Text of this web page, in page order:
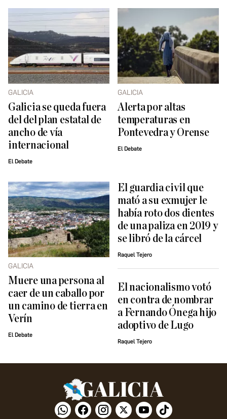
GALICIA
Galicia se queda fuera
del del plan estatal de
ancho de vía
internacional
El Debate
GALICIA
Alerta por altas
temperaturas en
Pontevedra y Orense
El Debate
GALICIA
Muere una persona al
caer de un caballo por
un camino de tierra en
Verín
El Debate
El guardia civil que
mató a su exmujer le
había roto dos dientes
de una paliza en 2019 y
se libró de la cárcel
Raquel Tejero
El nacionalismo votó
en contra de nombrar
a Fernando Ónega hijo
adoptivo de Lugo
Raquel Tejero